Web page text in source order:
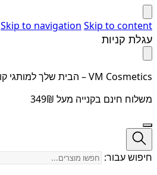
Skip to navigation Skip to content
עגלת קניות
VM Cosmetics – הבית שלך למותגי קוסמטיקה מובילים
משלוח חינם בקנייה מעל 349₪
חיפוש עבור: